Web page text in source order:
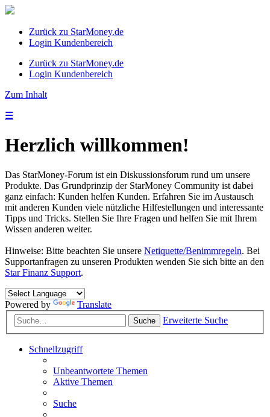
Zurück zu StarMoney.de
Login Kundenbereich
Zurück zu StarMoney.de
Login Kundenbereich
Zum Inhalt
☰
Herzlich willkommen!
Das StarMoney-Forum ist ein Diskussionsforum rund um unsere
Produkte. Das Grundprinzip der StarMoney Community ist dabei
ganz einfach: Kunden helfen Kunden. Erfahren Sie im Austausch
mit anderen Kunden viele nützliche Hilfestellungen und interessante
Tipps und Tricks. Stellen Sie Ihre Fragen und helfen Sie mit Ihrem
Wissen anderen weiter.
Hinweise: Bitte beachten Sie unsere Netiquette/Benimmregeln. Bei
Supportanfragen zu unseren Produkten wenden Sie sich bitte an den
Star Finanz Support.
Powered by Translate
Suche Erweiterte Suche
Schnellzugriff
Unbeantwortete Themen
Aktive Themen
Suche